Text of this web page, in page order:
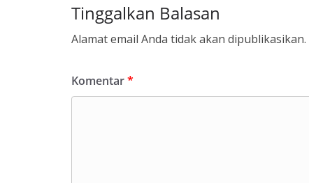
Tinggalkan Balasan
Alamat email Anda tidak akan dipublikasikan.
Komentar*